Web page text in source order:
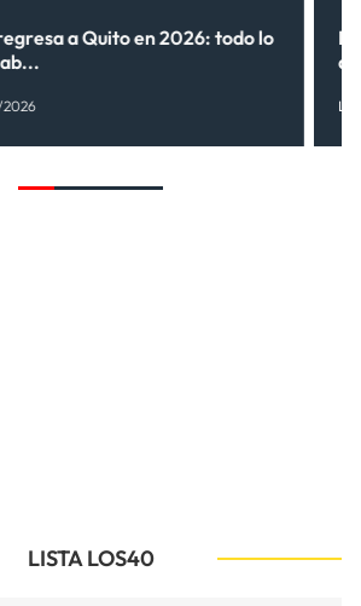
a Quito en 2026: todo lo
LISTA LOS40